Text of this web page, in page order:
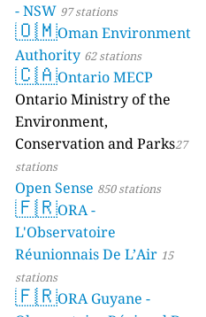
- NSW 97 stations
🇴🇲Oman Environment
Authority 62 stations
🇨🇦Ontario MECP
Ontario Ministry of the
Environment,
Conservation and Parks27
stations
Open Sense 850 stations
🇫🇷ORA -
L'Observatoire
Réunionnais De L’Air 15
stations
🇫🇷ORA Guyane -